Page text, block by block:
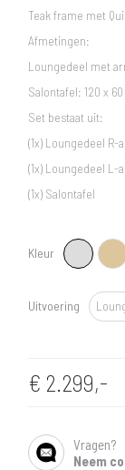
Teak frame met
Afmetingen:
Loungedeel met
Salontafel: 120 x
Set bestaat uit:
(1x) Loungedeel R-
(1x) Loungedeel L-
(1x) Salontafel
Kleur
Lichtgrijs
Uitvoering
Loungedeel
Salontafel
€ 2.299,-
SHARE
Vragen?
Neem